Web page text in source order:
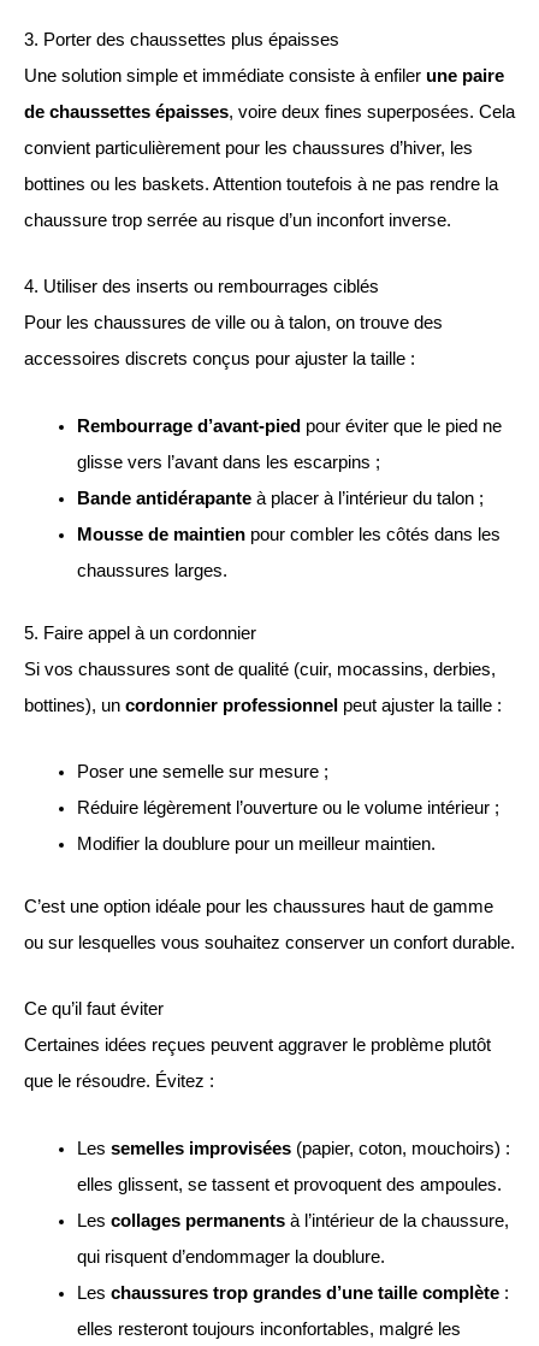
3. Porter des chaussettes plus épaisses
Une solution simple et immédiate consiste à enfiler une paire
de chaussettes épaisses, voire deux fines superposées. Cela
convient particulièrement pour les chaussures d’hiver, les
bottines ou les baskets. Attention toutefois à ne pas rendre la
chaussure trop serrée au risque d’un inconfort inverse.
4. Utiliser des inserts ou rembourrages ciblés
Pour les chaussures de ville ou à talon, on trouve des
accessoires discrets conçus pour ajuster la taille :
Rembourrage d’avant-pied pour éviter que le pied ne
glisse vers l’avant dans les escarpins ;
Bande antidérapanteà placer à l’intérieur du talon ;
Mousse de maintienpour combler les côtés dans les
chaussures larges.
5. Faire appel à un cordonnier
Si vos chaussures sont de qualité (cuir, mocassins, derbies,
bottines), un cordonnier professionnel peut ajuster la taille :
Poser une semelle sur mesure ;
Réduire légèrement l’ouverture ou le volume intérieur ;
Modifier la doublure pour un meilleur maintien.
C’est une option idéale pour les chaussures haut de gamme
ou sur lesquelles vous souhaitez conserver un confort durable.
Ce qu’il faut éviter
Certaines idées reçues peuvent aggraver le problème plutôt
que le résoudre. Évitez :
Les semelles improvisées(papier, coton, mouchoirs) :
elles glissent, se tassent et provoquent des ampoules.
Les collages permanentsà l’intérieur de la chaussure,
qui risquent d’endommager la doublure.
Les chaussures trop grandes d’une taille complète:
elles resteront toujours inconfortables, malgré les